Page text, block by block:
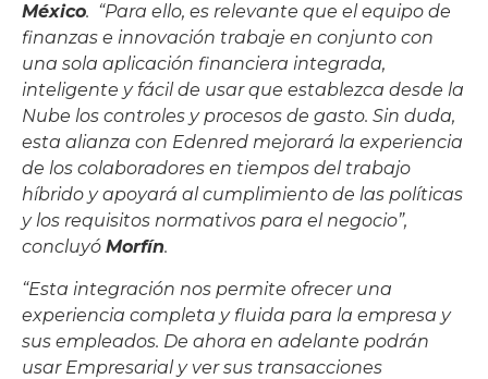
México. “Para ello, es relevante que el equipo de
finanzas e innovación trabaje en conjunto con
una sola aplicación financiera integrada,
inteligente y fácil de usar que establezca desde la
Nube los controles y procesos de gasto. Sin duda,
esta alianza con Edenred mejorará la experiencia
de los colaboradores en tiempos del trabajo
híbrido y apoyará al cumplimiento de las políticas
y los requisitos normativos para el negocio”,
concluyó Morfín.
“Esta integración nos permite ofrecer una
experiencia completa y fluida para la empresa y
sus empleados. De ahora en adelante podrán
usar Empresarial y ver sus transacciones